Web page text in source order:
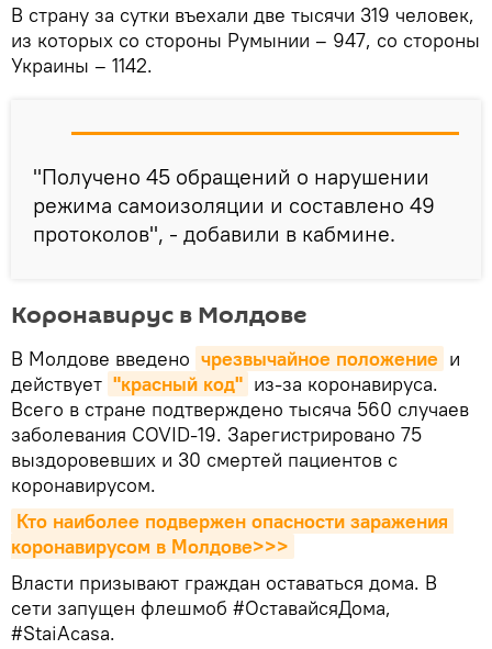
В страну за сутки въехали две тысячи 319 человек,
из которых со стороны Румынии – 947, со стороны
Украины – 1142.
"Получено 45 обращений о нарушении
режима самоизоляции и составлено 49
протоколов", - добавили в кабмине.
Коронавирус в Молдове
В Молдове введено чрезвычайное положение и
действует "красный код" из-за коронавируса.
Всего в стране подтверждено тысяча 560 случаев
заболевания COVID-19. Зарегистрировано 75
выздоровевших и 30 смертей пациентов с
коронавирусом.
Кто наиболее подвержен опасности заражения
коронавирусом в Молдове>>>
Власти призывают граждан оставаться дома. В
сети запущен флешмоб #ОставайсяДома,
#StaiAcasa.